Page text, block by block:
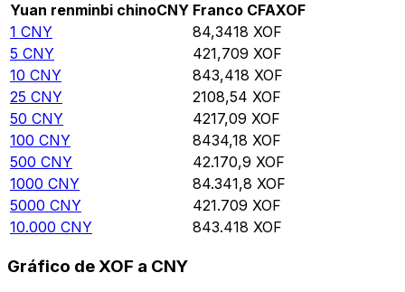
Yuan renminbi chinoCNY Franco CFAXOF
1 CNY 84,3418 XOF
5 CNY 421,709 XOF
10 CNY 843,418 XOF
25 CNY 2108,54 XOF
50 CNY 4217,09 XOF
100 CNY 8434,18 XOF
500 CNY 42.170,9 XOF
1000 CNY 84.341,8 XOF
5000 CNY 421.709 XOF
10.000 CNY 843.418 XOF
Gráfico de XOF a CNY